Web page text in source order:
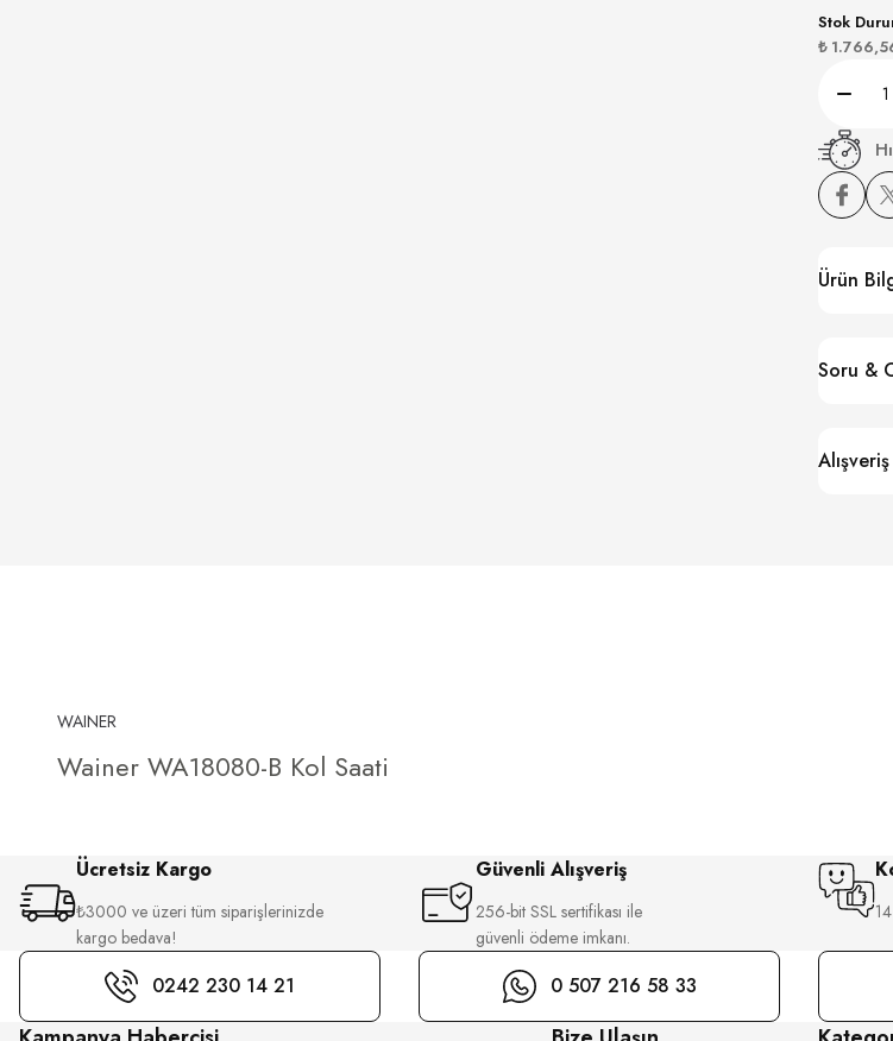
₺
Stok
Ürün
Soru &
WAINER
Wainer WA18080-B Kol Saati
Ücretsiz Kargo
₺3000 ve üzeri tüm siparişlerinizde
kargo bedava!
Güvenli Alışveriş
256-bit SSL sertifikası ile
güvenli ödeme imkanı.
0242 230 14 21 0 507 216 58 33